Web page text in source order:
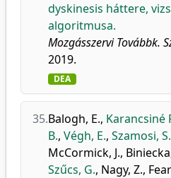
dyskinesis háttere,
algoritmusa.
Mozgásszervi Továbbk.
2019.
DEA
35.Balogh, E., Karancsiné
B., Végh, E., Szamosi, S.
McCormick, J.,
Szűcs, G., Nagy, Z.,